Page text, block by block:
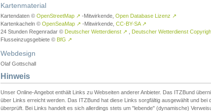
Kartenmaterial
Kartendaten © OpenStreetMap ↗ -Mitwirkende, Open Database Lizenz ↗
Kartenkacheln © OpenSeaMap ↗ -Mitwirkende, CC-BY-SA ↗
24 Stunden Regenradar © Deutscher Wetterdienst ↗ Deutscher Wetterdienst
Flusseinzugsgebiete © BfG ↗
Webdesign
Olaf Gottschall
Hinweis
Unser Online-Angebot enthält Links zu Webseiten anderer Anbieter. Das ITZBund
über Links erreicht werden. Das ITZBund hat diese Links sorgfältig ausgewählt und bei
überprüft. Bei Links handelt es sich allerdings stets um "lebende" (dynamische)